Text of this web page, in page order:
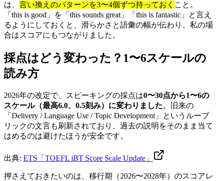
は、 言い換えのパターンを3〜4個ずつ持っておく こと。
「this is good」を「this sounds great」「this is fantastic」と言え
るようにしておくと、滑らかさと語彙の幅が伝わり、私の場
合はスコアにもつながりました。
採点はどう変わった？1〜6スケールの
読み方
2026年の改定で、スピーキングの採点は0〜30点から1〜6の
スケール（最高6.0、0.5刻み）に変わりました。旧来の
「Delivery / Language Use / Topic Development」というルーブ
リックの文言も刷新されており、過去の説明をそのまま当て
はめるのは避けたほうが安全です。
出典: ETS「TOEFL iBT Score Scale Update」
押さえておきたいのは、移行期（2026〜2028年）のスコアレ